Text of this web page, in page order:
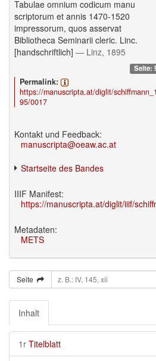
Tabulae omnium codicum manu
scriptorum et annis 1470-1520
impressorum, quos asservat
Bibliotheca Seminarii cleric. Linc.
[handschriftlich] — Linz, 1895
Seite:
Permalink:
https://manuscripta.at/diglit/
95/0017
Kontakt und Feedback:
manuscripta@oeaw.ac.at
Startseite des Bandes
IIIF Manifest:
https://manuscripta.at/diglit/iiif/
Metadaten:
METS
Seite
Inhalt
1r Titelblatt